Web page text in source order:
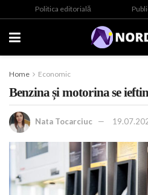
Politica editorială
Home Economic
Benzina și motorina se
Nata Tocarciuc